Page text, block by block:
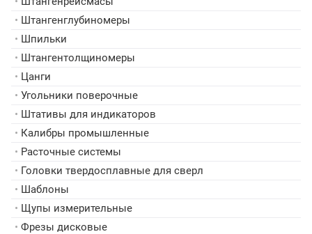
• Штангенглубиномеры
• Шпильки
• Штангентолщиномеры
• Цанги
• Угольники поверочные
• Штативы для индикаторов
• Калибры промышленные
• Расточные системы
• Головки твердосплавные для сверл
• Шаблоны
• Щупы измерительные
• Фрезы дисковые